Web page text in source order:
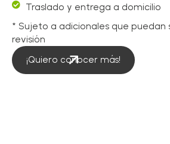
Traslado y entrega a domicilio
* Sujeto a adicionales que puedan
revisión
¡Quiero conocer más!